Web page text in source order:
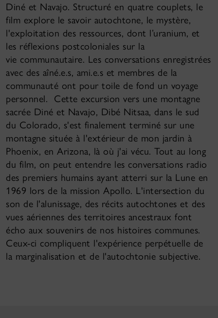
Diné et Navajo. Structuré en quatre couplets, le
film explore le savoir autochtone, le mystère,
l'exploitation des ressources, dont l’uranium, et
les réflexions postcoloniales sur la
vie communautaire. Les conversations enregistrées
avec des aîné.e.s, ami.e.s et membres de la
communauté ont pour toile de fond un voyage
personnel. Cette excursion vers une montagne
sacrée Diné et Navajo, Dibé Nitsaa, dans le sud
du Colorado, s'est finalement terminé sur une
montagne située à l'extérieur de mon jardin à
Phoenix, en Arizona, là où j'ai vécu. Tout au long
du film, on peut entendre les conversations radio
des premiers humains ayant atterri sur la Lune en
1969 lors de la mission Apollo. L'intersection du
son de l'alunissage, des récits autochtones et des
vues aériennes des territoires ancestraux font
écho aux souvenirs de nos histoires communes.
Ceux-ci compliquent l'expérience perpétuelle de
la marginalisation et de l'autochtonie subjective.